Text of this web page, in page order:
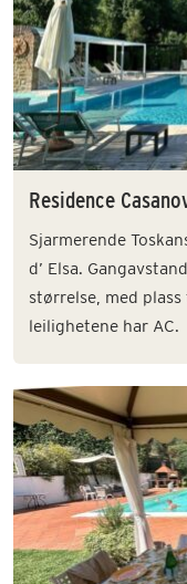
Residence
Sjarmerende
d’ Elsa.
størrelse, med
leilighetene har AC.